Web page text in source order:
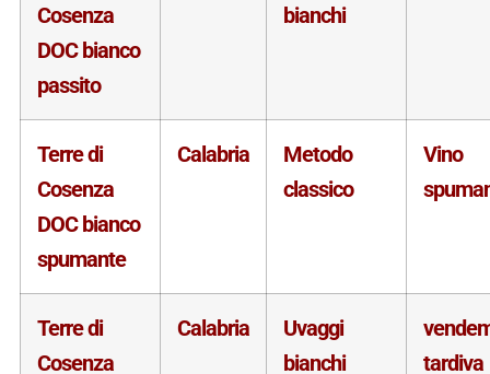
Cosenza
DOC bianco
passito
bianchi
Terre di
Cosenza
DOC bianco
spumante
Calabria
Metodo
classico
Vino
Terre di
Cosenza
Calabria
Uvaggi
bianchi
tardiva